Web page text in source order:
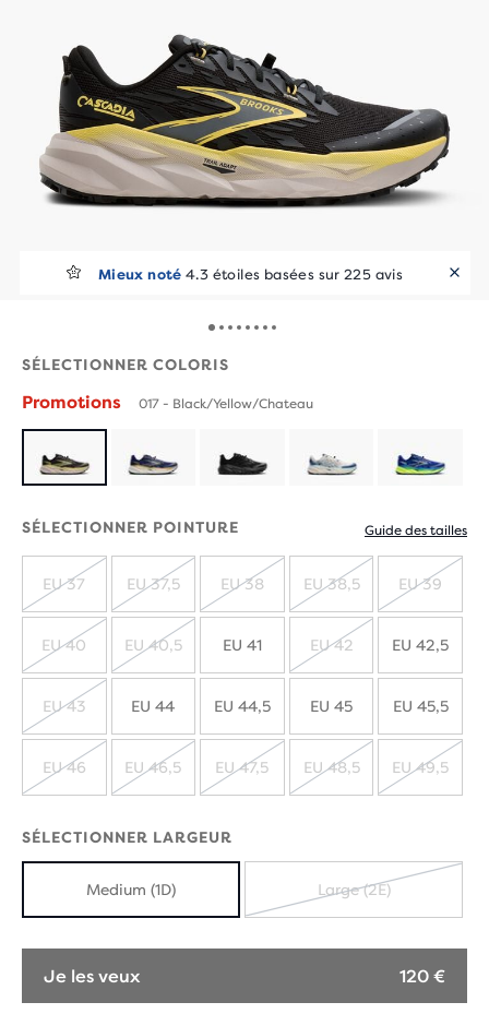
Les runners l’adorent10+ achats en 7 jours
Mieux noté 4.3 étoiles basées sur 225 avis
SÉLECTIONNER COLORIS
Promotions 017 - Black/Yellow/Chateau
SÉLECTIONNER POINTURE Guide des tailles
ÉPUISÉ
EU 37
ÉPUISÉ
EU 37,5
ÉPUISÉ
EU 38
ÉPUISÉ
EU 38,5 EU 39
ÉPUISÉ
EU 40 EU 40,5 EU 41 EU 42 EU 42,5
EU 43 EU 44 EU 44,5 EU 45 EU 45,5
ÉPUISÉ
EU 46
ÉPUISÉ
EU 46,5
ÉPUISÉ
EU 47,5
ÉPUISÉ
EU 48,5 EU 49,5
SÉLECTIONNER LARGEUR
Medium (1D) Large (2E)
Je les veux 120 €